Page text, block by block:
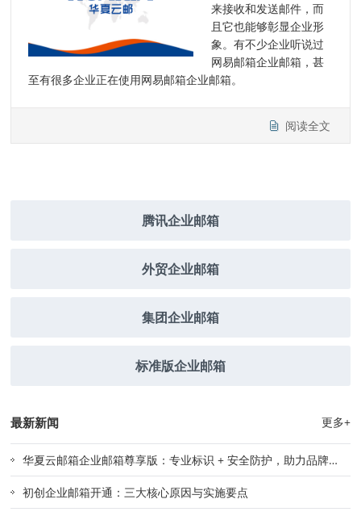
来接收和发送邮件，而
且它也能够彰显企业形
象。有不少企业听说过
网易邮箱企业邮箱，甚
至有很多企业正在使用网易邮箱企业邮箱。
阅读全文
腾讯企业邮箱
外贸企业邮箱
集团企业邮箱
标准版企业邮箱
最新新闻 更多+
华夏云邮箱企业邮箱尊享版：专业标识 + 安全防护，助力品牌精
准触达
初创企业邮箱开通：三大核心原因与实施要点